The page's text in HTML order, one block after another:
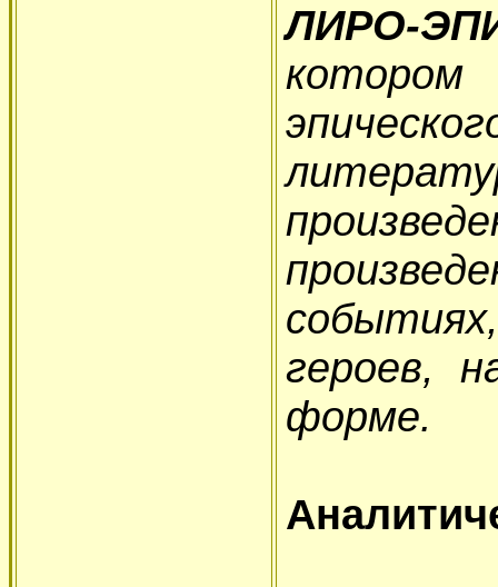
ЛИРО-
героев,
форме.